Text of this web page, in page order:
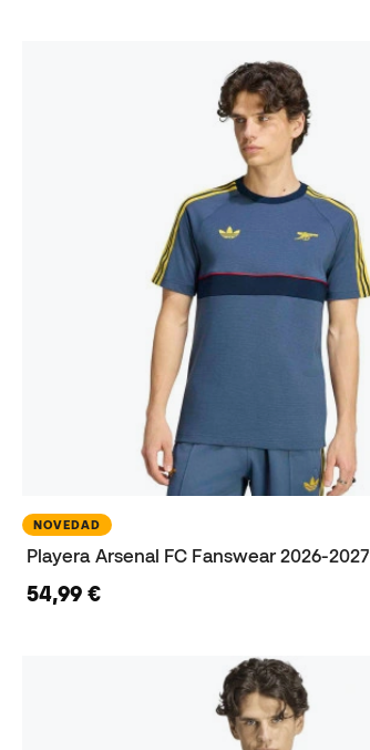
NOVEDAD
Playera Arsenal FC Fanswear 2026-2027
54,99 €